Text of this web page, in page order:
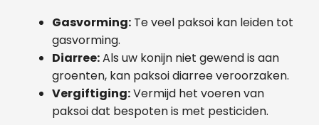
Gasvorming: Te veel paksoi kan leiden tot
gasvorming.
Diarree:Als uw konijn niet gewend is aan
groenten, kan paksoi diarree veroorzaken.
Vergiftiging:Vermijd het voeren van
paksoi dat bespoten is met pesticiden.